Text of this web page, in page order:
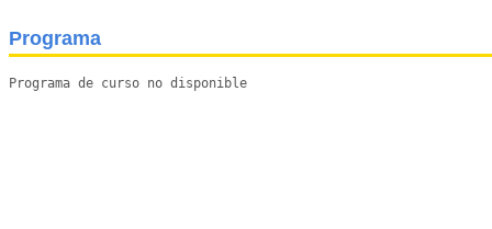
Programa
Programa de curso no disponible